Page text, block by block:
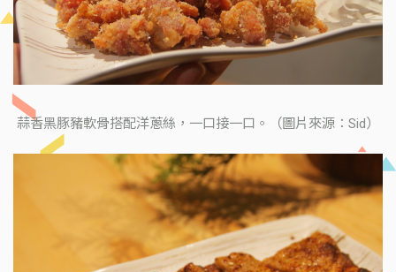
蒜香黑豚豬軟骨搭配洋蔥絲，一口接一口。（圖片來源：Sid）